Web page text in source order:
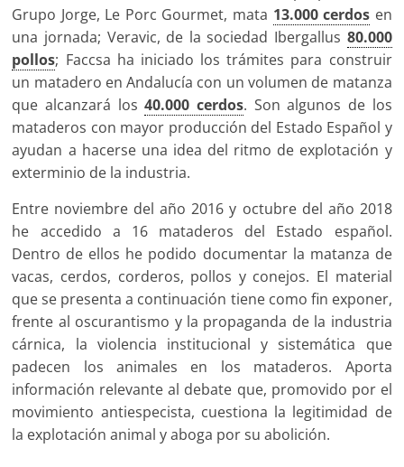
Grupo Jorge, Le Porc Gourmet, mata 13.000 cerdos en
una jornada; Veravic, de la sociedad Ibergallus 80.000
pollos; Faccsa ha iniciado los trámites para construir
un matadero en Andalucía con un volumen de matanza
que alcanzará los40.000 cerdos. Son algunos de los
mataderos con mayor producción del Estado Español y
ayudan a hacerse una idea del ritmo de explotación y
exterminio de la industria.
Entre noviembre del año 2016 y octubre del año 2018
he accedido a 16 mataderos del Estado español.
Dentro de ellos he podido documentar la matanza de
vacas, cerdos, corderos, pollos y conejos. El material
que se presenta a continuación tiene como fin exponer,
frente al oscurantismo y la propaganda de la industria
cárnica, la violencia institucional y sistemática que
padecen los animales en los mataderos. Aporta
información relevante al debate que, promovido por el
movimiento antiespecista, cuestiona la legitimidad de
la explotación animal y aboga por su abolición.